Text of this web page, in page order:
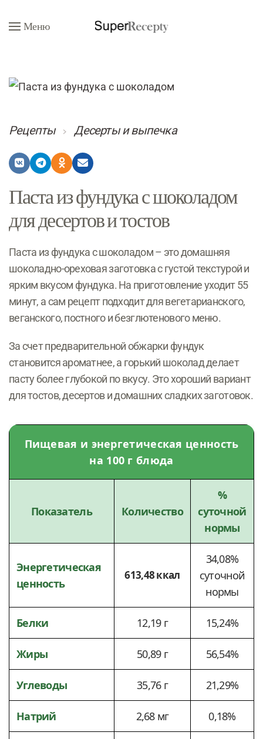
Перейти к содержимому
Меню
Рецепты Десерты и выпечка
Паста из фундука с шоколадом
для десертов и тостов
Паста из фундука с шоколадом – это домашняя
шоколадно-ореховая заготовка с густой текстурой и
ярким вкусом фундука. На приготовление уходит 55
минут, а сам рецепт подходит для вегетарианского,
веганского, постного и безглютенового меню.
За счет предварительной обжарки фундук
становится ароматнее, а горький шоколад делает
пасту более глубокой по вкусу. Это хороший вариант
для тостов, десертов и домашних сладких заготовок.
Пищевая и энергетическая ценность
на 100 г блюда
Показатель Количество
%
суточной
нормы
Энергетическая
ценность
613,48 ккал
34,08%
суточной
нормы
Белки 12,19 г 15,24%
Жиры 50,89 г 56,54%
Углеводы 35,76 г 21,29%
Натрий 2,68 мг 0,18%